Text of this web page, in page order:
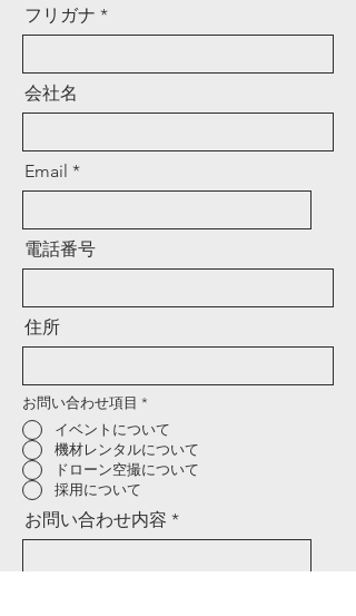
フリガナ
会社名
Email
電話番号
住所
お問い合わせ項目 *
イベントについて
機材レンタルについて
ドローン空撮について
採用について
お問い合わせ内容